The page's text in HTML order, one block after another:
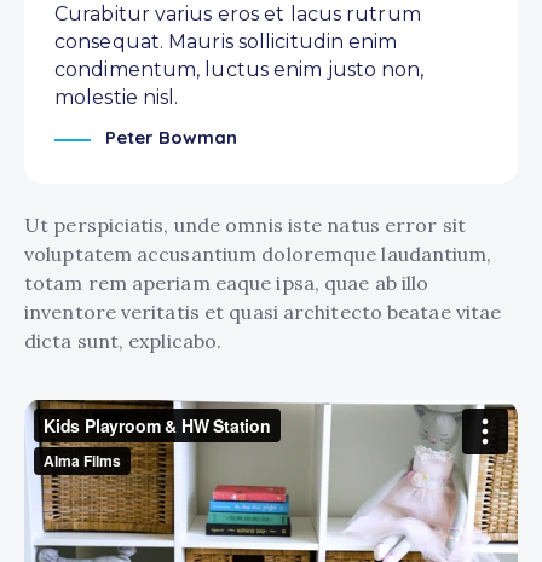
Curabitur varius eros et lacus rutrum
consequat. Mauris sollicitudin enim
condimentum, luctus enim justo non,
molestie nisl.
Peter Bowman
Ut perspiciatis, unde omnis iste natus error sit
voluptatem accusantium doloremque laudantium,
totam rem aperiam eaque ipsa, quae ab illo
inventore veritatis et quasi architecto beatae vitae
dicta sunt, explicabo.